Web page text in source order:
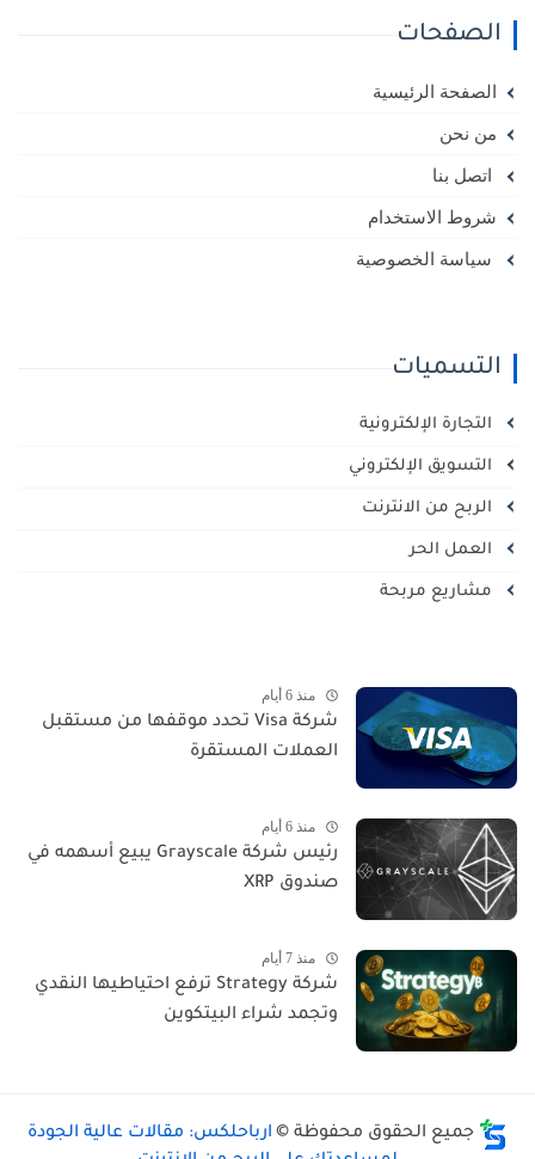
الصفحات
الصفحة الرئيسية
من نحن
اتصل بنا
شروط الاستخدام
سياسة الخصوصية
التسميات
التجارة الإلكترونية
التسويق الإلكتروني
الربح من الانترنت
العمل الحر
مشاريع مربحة
منذ 6 أيام
شركة Visa تحدد موقفها من مستقبل
العملات المستقرة
منذ 6 أيام
رئيس شركة Grayscale يبيع أسهمه في
صندوق XRP
منذ 7 أيام
شركة Strategy ترفع احتياطيها النقدي
وتجمد شراء البيتكوين
جميع الحقوق محفوظة © ارباحلكس: مقالات عالية الجودة